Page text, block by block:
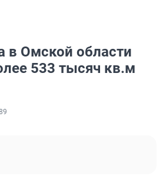
в Омской области
533 тысяч кв.м